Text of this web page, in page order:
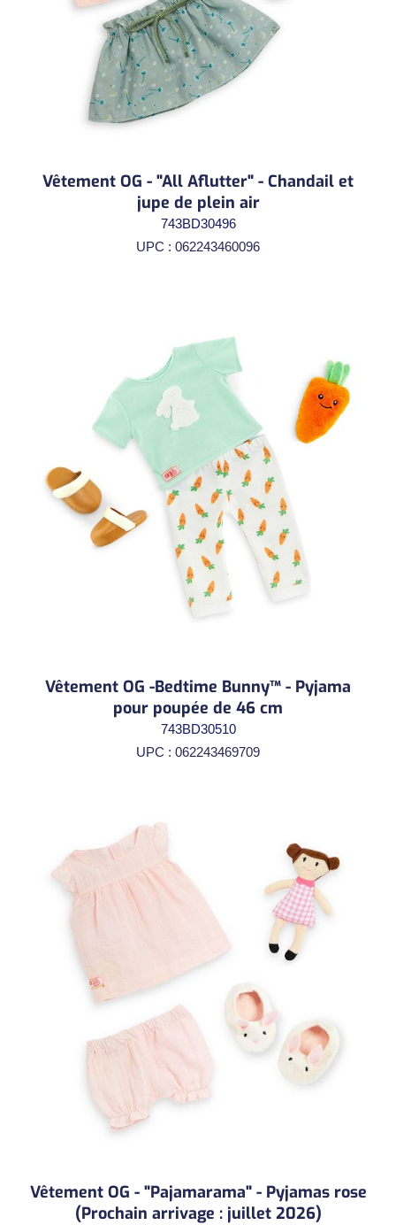
Vêtement OG - "All Aflutter" - Chandail et
jupe de plein air
743BD30496
UPC : 062243460096
Vêtement OG -Bedtime Bunny™ - Pyjama
pour poupée de 46 cm
743BD30510
UPC : 062243469709
Vêtement OG - "Pajamarama" - Pyjamas rose
(Prochain arrivage : juillet 2026)